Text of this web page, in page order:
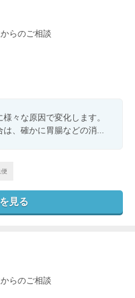
らのご相談
々な原因で変化します。
、確かに胃腸などの消...
見る
らのご相談